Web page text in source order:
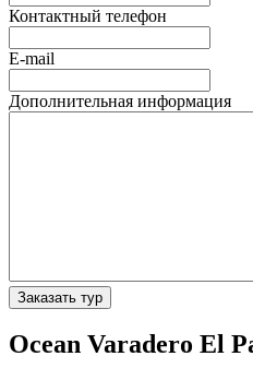
Контактный телефон
E-mail
Дополнительная информация
Заказать тур
Ocean Varadero El